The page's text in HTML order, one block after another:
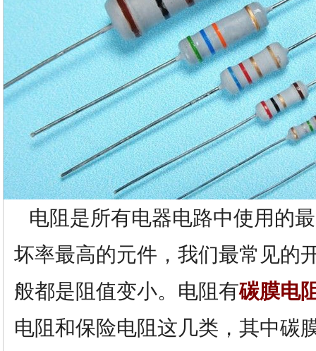
电阻是所有电器电路中使用的
坏率最高的元件，我们最常见的
般都是阻值变小。电阻有碳膜电
电阻和保险电阻这几类，其中碳